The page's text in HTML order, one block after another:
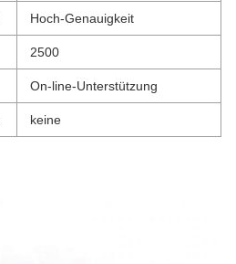
Hoch-Genauigkeit
2500
On-line-Unterstützung
keine